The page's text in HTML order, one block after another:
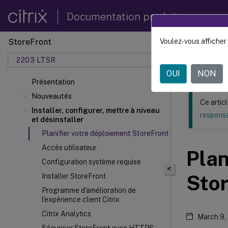
Documentation produit
StoreFront
2203 LTSR
Présentation
Nouveautés
Installer, configurer, mettre à niveau
et désinstaller
Planifier votre déploiement StoreFront
Accès utilisateur
Configuration système requise
Installer StoreFront
Programme d'amélioration de
l'expérience client Citrix
Citrix Analytics
Ce contenu a
<
Ce
March
Voulez-vous
OUI NON